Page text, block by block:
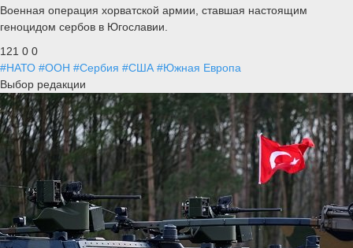
Военная операция хорватской армии, ставшая настоящим
геноцидом сербов в Югославии.
121 0 0
#НАТО #ООН #Сербия #США #Южная Европа
Выбор редакции